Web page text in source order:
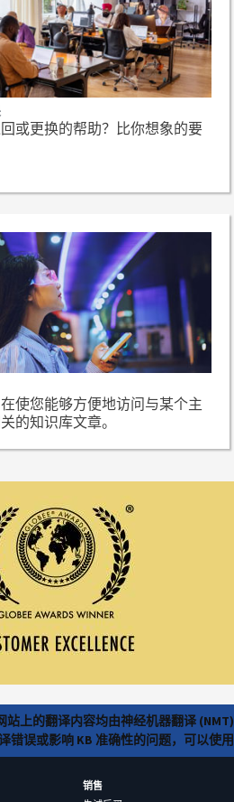
或更换的帮助？比你想象的要
使您能够方便地访问与某个主
的知识库文章。
上的翻译内容均由神经机器翻译
误或影响 KB 准确性的问题，可以使
销售